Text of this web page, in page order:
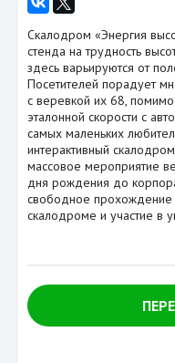
Скалодром «Энергия
стенда на трудность
здесь варьируются от
Посетителей порадует
с веревкой их 68,
эталонной скорости с
самых маленьких
интерактивный
массовое мероприятие
дня рождения до
свободное прохождение
скалодроме и участие в